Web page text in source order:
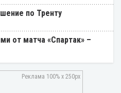
по Тренту
от матча «Спартак» –